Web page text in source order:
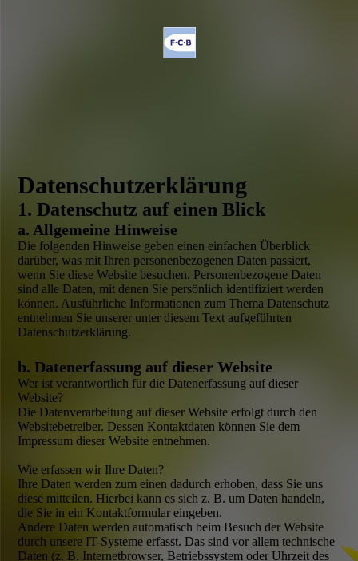
Daten­­schutz­­erklärung
1. Datenschutz auf einen Blick
a. Allgemeine Hinweise
Die folgenden Hinweise geben einen einfachen Überblick
darüber, was mit Ihren personen­bezogenen Daten passiert,
wenn Sie diese Website besuchen. Personen­bezogene Daten
sind alle Daten, mit denen Sie persönlich identifiziert werden
können. Ausführliche Informationen zum Thema Datenschutz
entnehmen Sie unserer unter diesem Text aufgeführten
Datenschutz­erklärung.
b. Datenerfassung auf dieser Website
Wer ist verantwort­lich für die Datenerfassung auf dieser
Website?
Die Daten­verarbeitung auf dieser Website erfolgt durch den
Website­betreiber. Dessen Kontaktdaten können Sie dem
Impressum dieser Website entnehmen.
Wie erfassen wir Ihre Daten?
Ihre Daten werden zum einen dadurch erhoben, dass Sie uns
diese mitteilen. Hierbei kann es sich z. B. um Daten handeln,
die Sie in ein Kontaktformular eingeben.
Andere Daten werden automatisch beim Besuch der Website
durch unsere IT-Systeme erfasst. Das sind vor allem technische
Daten (z. B. Internetbrowser, Betriebssystem oder Uhrzeit des